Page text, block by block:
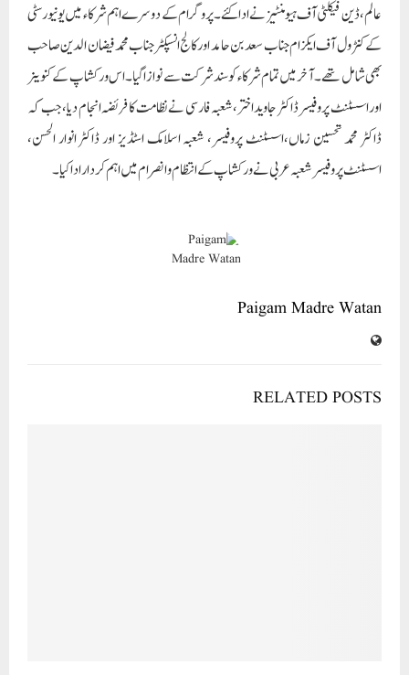
عالم، ڈین فیکلٹی آف ہیومنٹیز نے ادا کئے۔پروگرام کے دوسرے اہم شرکاء میں یونیورسٹی
کے کنٹرول آف ایکزام جناب سعد بن حامد اور کالج انسپکٹر جناب محمد فیضان الدین صاحب
بھی شامل تھے۔آخرمیں تمام شرکاء کو سند شرکت سے نوازا گیا۔اس ورکشاپ کے کنوینر
اوراسسٹنٹ پروفیسر ڈاکٹر جاوید اختر،شعبہ فارسی نے نظامت کا فریضہ انجام دیا ،جب کہ
ڈاکٹر محمد تحسین زماں،اسسٹنٹ پروفیسر، شعبہ اسلامک اسٹڈیز اور ڈاکٹر انوار الحسن،
اسسٹنٹ پروفیسر شعبہ عربی نے ورکشاپ کے انتظام وانصرام میں اہم کردار ادا کیا۔
Paigam Madre Watan
RELATED POSTS